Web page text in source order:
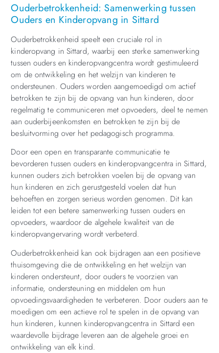
Ouderbetrokkenheid: Samenwerking tussen
Ouders en Kinderopvang in Sittard
Ouderbetrokkenheid speelt een cruciale rol in
kinderopvang in Sittard, waarbij een sterke samenwerking
tussen ouders en kinderopvangcentra wordt gestimuleerd
om de ontwikkeling en het welzijn van kinderen te
ondersteunen. Ouders worden aangemoedigd om actief
betrokken te zijn bij de opvang van hun kinderen, door
regelmatig te communiceren met opvoeders, deel te nemen
aan ouderbijeenkomsten en betrokken te zijn bij de
besluitvorming over het pedagogisch programma.
Door een open en transparante communicatie te
bevorderen tussen ouders en kinderopvangcentra in Sittard,
kunnen ouders zich betrokken voelen bij de opvang van
hun kinderen en zich gerustgesteld voelen dat hun
behoeften en zorgen serieus worden genomen. Dit kan
leiden tot een betere samenwerking tussen ouders en
opvoeders, waardoor de algehele kwaliteit van de
kinderopvangervaring wordt verbeterd.
Ouderbetrokkenheid kan ook bijdragen aan een positieve
thuisomgeving die de ontwikkeling en het welzijn van
kinderen ondersteunt, door ouders te voorzien van
informatie, ondersteuning en middelen om hun
opvoedingsvaardigheden te verbeteren. Door ouders aan te
moedigen om een actieve rol te spelen in de opvang van
hun kinderen, kunnen kinderopvangcentra in Sittard een
waardevolle bijdrage leveren aan de algehele groei en
ontwikkeling van elk kind.